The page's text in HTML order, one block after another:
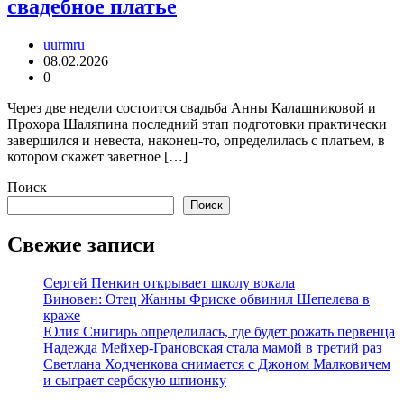
свадебное платье
uurmru
08.02.2026
0
Через две недели состоится свадьба Анны Калашниковой и
Прохора Шаляпина последний этап подготовки практически
завершился и невеста, наконец-то, определилась с платьем, в
котором скажет заветное […]
Поиск
Поиск
Свежие записи
Сергей Пенкин открывает школу вокала
Виновен: Отец Жанны Фриске обвинил Шепелева в
краже
Юлия Снигирь определилась, где будет рожать первенца
Надежда Мейхер-Грановская стала мамой в третий раз
Светлана Ходченкова снимается с Джоном Малковичем
и сыграет сербскую шпионку